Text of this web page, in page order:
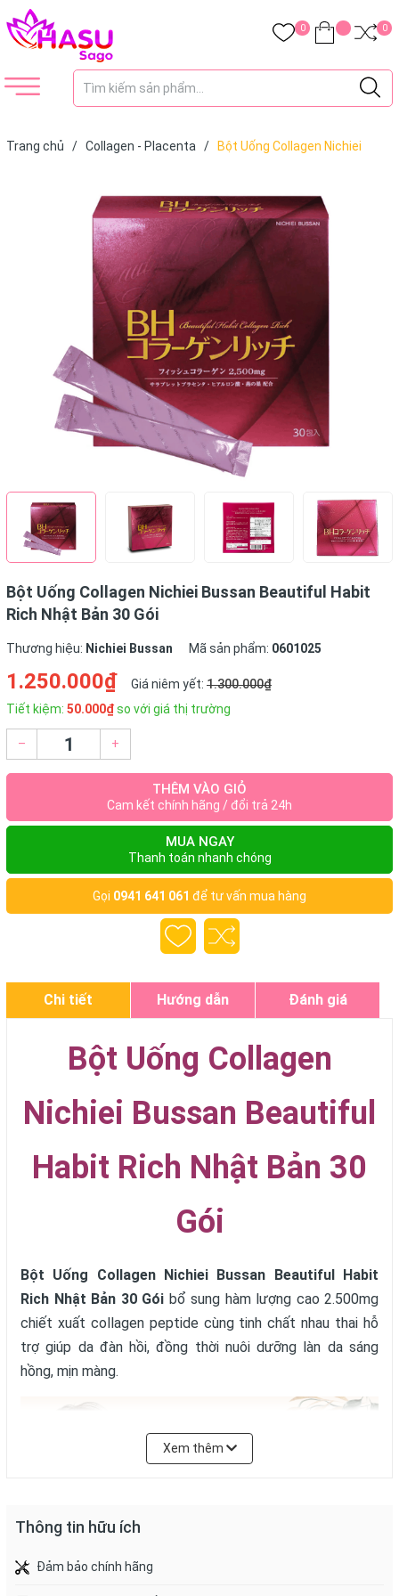
0 0
Trang chủ / Collagen - Placenta /
Bột Uống Collagen Nichiei
Bột Uống Collagen Nichiei Bussan Beautiful Habit
Rich Nhật Bản 30 Gói
Thương hiệu: Nichiei Bussan Mã sản phẩm: 0601025
1.250.000₫ Giá niêm yết: 1.300.000₫
Tiết kiệm: 50.000₫so với giá thị trường
– +
THÊM VÀO GIỎ
Cam kết chính hãng / đổi trả 24h
MUA NGAY
Thanh toán nhanh chóng
Gọi 0941 641 061 để tư vấn mua hàng
Chi tiết Hướng dẫn Đánh giá
Bột Uống Collagen
Nichiei Bussan Beautiful
Habit Rich Nhật Bản 30
Gói
Bột Uống Collagen Nichiei Bussan Beautiful Habit
Rich Nhật Bản 30 Gói bổ sung hàm lượng cao 2.500mg
chiết xuất collagen peptide cùng tinh chất nhau thai hỗ
trợ giúp da đàn hồi, đồng thời nuôi dưỡng làn da sáng
hồng, mịn màng.
Xem thêm
Thông tin hữu ích
Đảm bảo chính hãng